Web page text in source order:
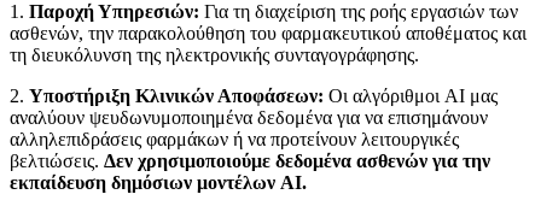
1. Παροχή Υπηρεσιών: Για τη διαχείριση της ροής εργασιών των
ασθενών, την παρακολούθηση του φαρμακευτικού αποθέματος και
τη διευκόλυνση της ηλεκτρονικής συνταγογράφησης.
2. Υποστήριξη Κλινικών Αποφάσεων: Οι αλγόριθμοι AI μας
αναλύουν ψευδωνυμοποιημένα δεδομένα για να επισημάνουν
αλληλεπιδράσεις φαρμάκων ή να προτείνουν λειτουργικές
βελτιώσεις. Δεν χρησιμοποιούμε δεδομένα ασθενών για την
εκπαίδευση δημόσιων μοντέλων AI.